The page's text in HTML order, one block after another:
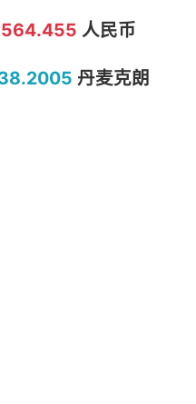
人民币
丹麦克朗